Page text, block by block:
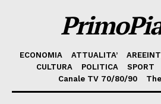
ECONOMIA ATTUALITA’
CULTURA
POLITICA SPORT
Canale TV 70/80/90